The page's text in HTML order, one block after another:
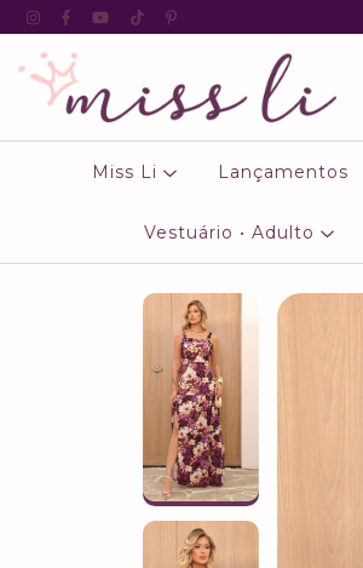
Miss Li Lançamentos
Vestuário • Adulto